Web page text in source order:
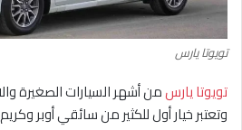
تويوتا يارس
تويوتا يارسمن أشهر السيارات الصغيرة
وتعتبر خيار أول للكثير من سائقي أوبر